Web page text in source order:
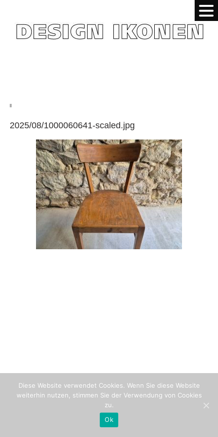
2025/08/1000060641-scaled.jpg
Diese Website verwendet Cookies. Wenn Sie diese Website
weiterhin nutzen, stimmen Sie der Verwendung von Cookies
zu.
Ok